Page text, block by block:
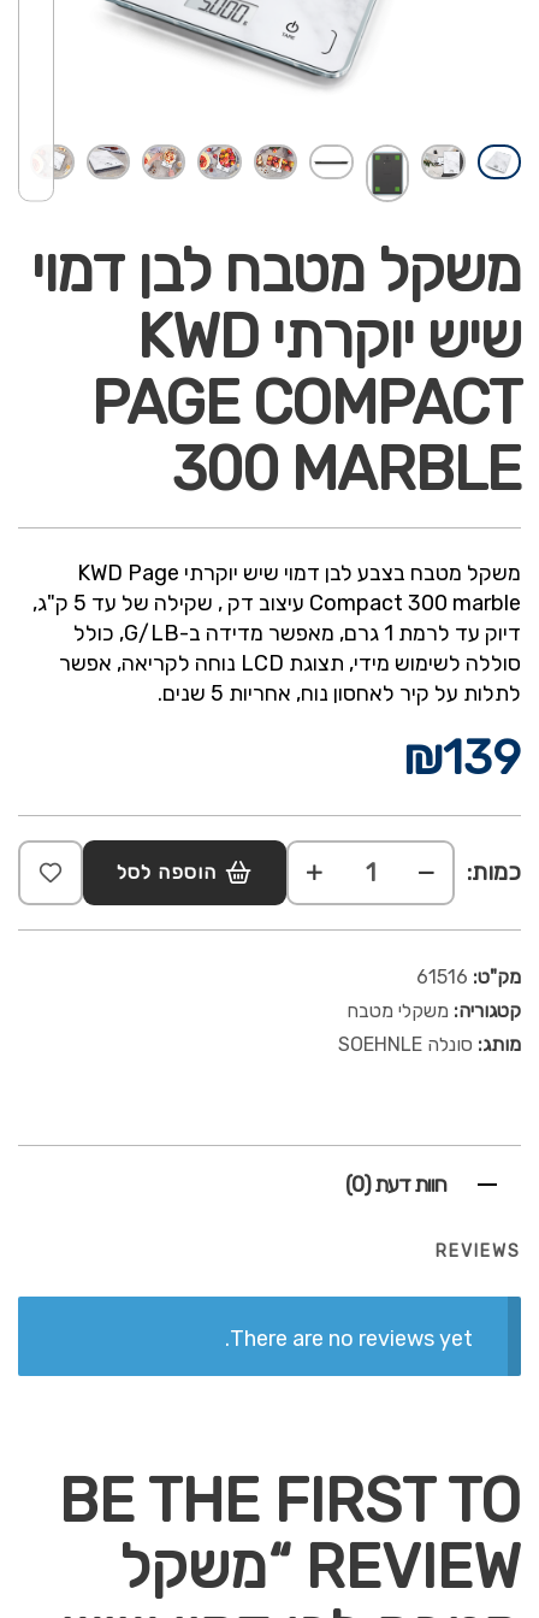
משקל מטבח לבן דמוי
שיש יוקרתי KWD
PAGE COMPACT
300 MARBLE
משקל מטבח בצבע לבן דמוי שיש יוקרתי KWD Page
Compact 300 marble עיצוב דק , שקילה של עד 5 ק"ג,
דיוק עד לרמת 1 גרם, מאפשר מדידה ב-G/LB, כולל
סוללה לשימוש מידי, תצוגת LCD נוחה לקריאה, אפשר
לתלות על קיר לאחסון נוח, אחריות 5 שנים.
₪139
כמות: הוספה לסל
מק"ט: 61516
קטגוריה: משקלי מטבח
מותג: סונלה SOEHNLE
חוות דעת (0)
REVIEWS
There are no reviews yet.
BE THE FIRST TO
REVIEW “משקל